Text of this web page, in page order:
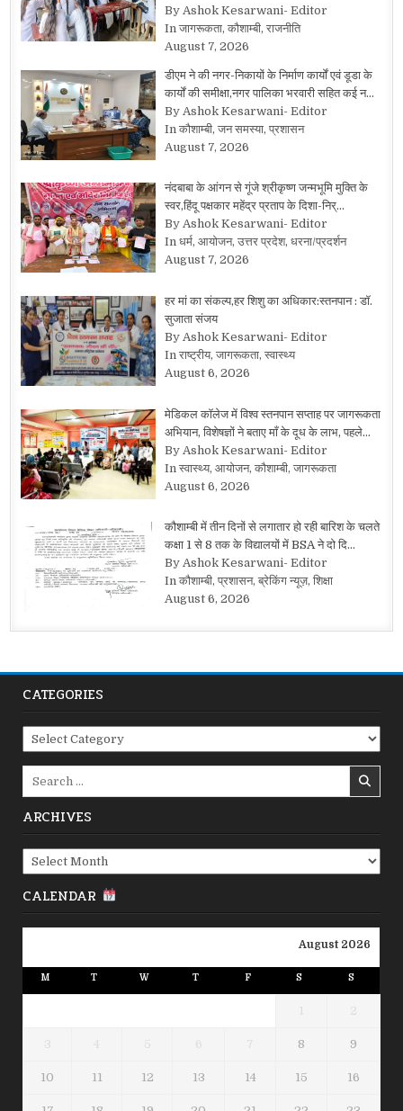
By Ashok Kesarwani- Editor
In जागरूकता, कौशाम्बी, राजनीति
August 7, 2026
डीएम ने की नगर-निकायों के निर्माण कार्यों एवं डूडा के
कार्यों की समीक्षा,नगर पालिका भरवारी सहित कई न…
By Ashok Kesarwani- Editor
In कौशाम्बी, जन समस्या, प्रशासन
August 7, 2026
नंदबाबा के आंगन से गूंजे श्रीकृष्ण जन्मभूमि मुक्ति के
स्वर,हिंदू पक्षकार महेंद्र प्रताप के दिशा-निर्…
By Ashok Kesarwani- Editor
In धर्म, आयोजन, उत्तर प्रदेश, धरना/प्रदर्शन
August 7, 2026
हर मां का संकल्प,हर शिशु का अधिकार:स्तनपान : डॉ.
सुजाता संजय
By Ashok Kesarwani- Editor
In राष्ट्रीय, जागरूकता, स्वास्थ्य
August 6, 2026
मेडिकल कॉलेज में विश्व स्तनपान सप्ताह पर जागरूकता
अभियान, विशेषज्ञों ने बताए माँ के दूध के लाभ, पहले…
By Ashok Kesarwani- Editor
In स्वास्थ्य, आयोजन, कौशाम्बी, जागरूकता
August 6, 2026
कौशाम्बी में तीन दिनों से लगातार हो रही बारिश के चलते
कक्षा 1 से 8 तक के विद्यालयों में BSA ने दो दि…
By Ashok Kesarwani- Editor
In कौशाम्बी, प्रशासन, ब्रेकिंग न्यूज़, शिक्षा
August 6, 2026
CATEGORIES
Categories
ARCHIVES
Archives
CALENDAR
August 2026
M T W T F S S
1 2
3 4 5 6 7 8 9
10 11 12 13 14 15 16